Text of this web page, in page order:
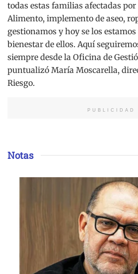
todas estas familias afectadas
Alimento, implemento de aseo,
gestionamos y hoy se los
bienestar de ellos. Aquí
siempre desde la Oficina de
puntualizó María Moscarella,
Riesgo.
PUBLICIDAD
Notas